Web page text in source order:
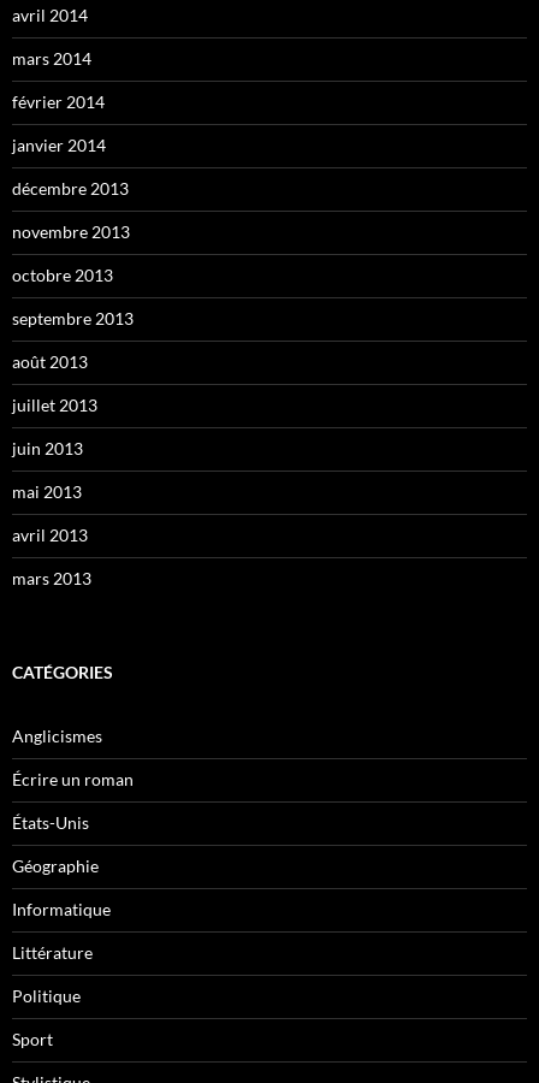
avril 2014
mars 2014
février 2014
janvier 2014
décembre 2013
novembre 2013
octobre 2013
septembre 2013
août 2013
juillet 2013
juin 2013
mai 2013
avril 2013
mars 2013
CATÉGORIES
Anglicismes
Écrire un roman
États-Unis
Géographie
Informatique
Littérature
Politique
Sport